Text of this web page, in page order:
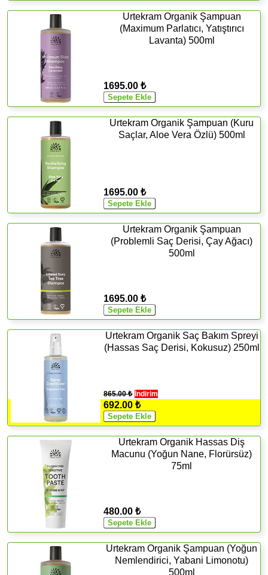
Urtekram Organik Şampuan
(Maximum Parlatıcı, Yatıştırıcı
Lavanta) 500ml
1695.00 ₺
Urtekram Organik Şampuan (Kuru
Saçlar, Aloe Vera Özlü) 500ml
1695.00 ₺
Urtekram Organik Şampuan
(Problemli Saç Derisi, Çay Ağacı)
500ml
1695.00 ₺
Urtekram Organik Saç Bakım Spreyi
(Hassas Saç Derisi, Kokusuz) 250ml
865.00 ₺ İndirim
692.00 ₺
Urtekram Organik Hassas Diş
Macunu (Yoğun Nane, Florürsüz)
75ml
480.00 ₺
Urtekram Organik Şampuan (Yoğun
Nemlendirici, Yabani Limonotu)
500ml